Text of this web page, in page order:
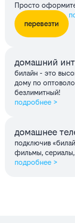
Просто
перевезти
домашний
билайн - это
дому по
безлимитный!
подробнее >
домашнее
подключив
фильмы,
подробнее >